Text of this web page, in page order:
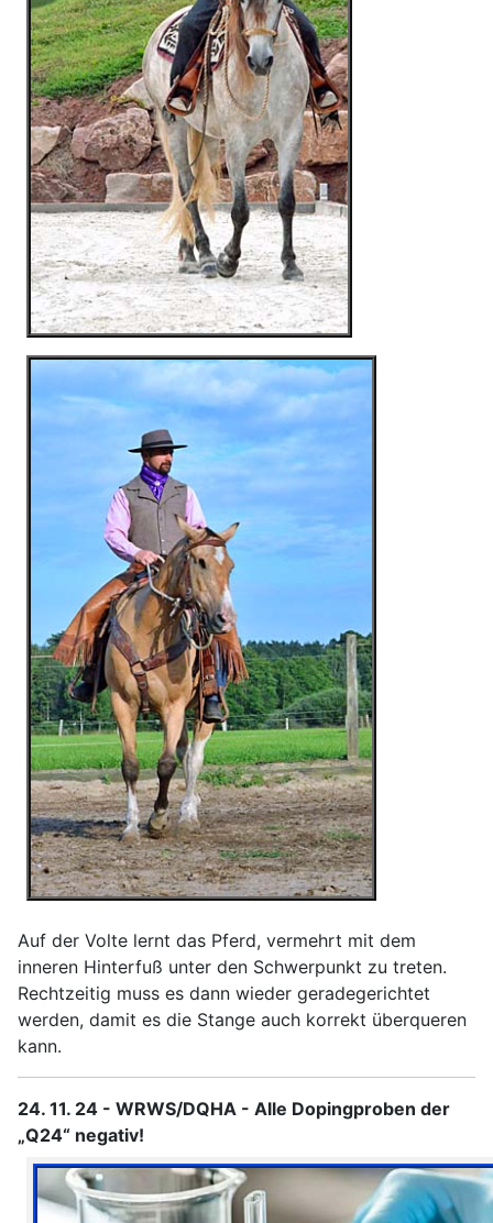
Auf der Volte lernt das Pferd, vermehrt mit dem
inneren Hinterfuß unter den Schwerpunkt zu treten.
Rechtzeitig muss es dann wieder geradegerichtet
werden, damit es die Stange auch korrekt überqueren
kann.
24. 11. 24 - WRWS/DQHA - Alle Dopingproben der
„Q24“ negativ!